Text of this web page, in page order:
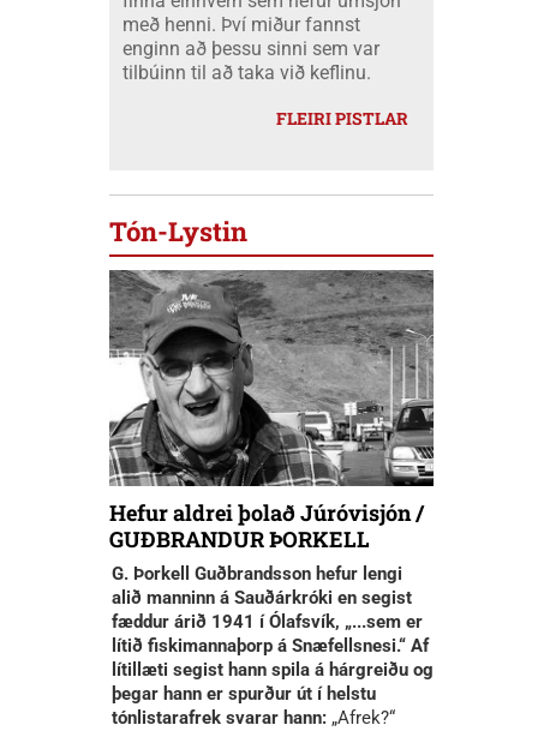
með henni. Því miður fannst
enginn að þessu sinni sem var
tilbúinn til að taka við keflinu.
FLEIRI PISTLAR
Tón-Lystin
Hefur aldrei þolað Júróvisjón /
GUÐBRANDUR ÞORKELL
G. Þorkell Guðbrandsson hefur lengi
alið manninn á Sauðárkróki en segist
fæddur árið 1941 í Ólafsvík, „...sem er
lítið fiskimannaþorp á Snæfellsnesi.“ Af
lítillæti segist hann spila á hárgreiðu og
þegar hann er spurður út í helstu
tónlistarafrek svarar hann: „Afrek?“